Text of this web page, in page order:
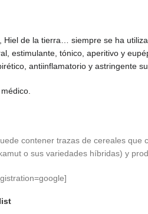
3,19
13,45
Hiel de la tierra…
siempre se ha
estimulante, tónico, aperitivo y
antiinflamatorio y astringente
contener trazas de cereales que
o sus variedades híbridas) y